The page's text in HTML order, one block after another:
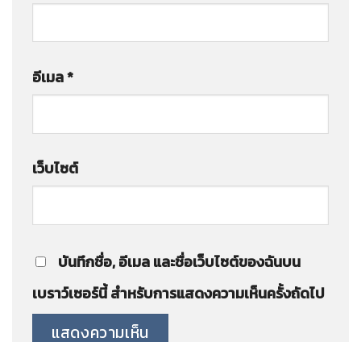
อีเมล*
เว็บไซต์
บันทึกชื่อ, อีเมล และชื่อเว็บไซต์ของฉันบน
เบราว์เซอร์นี้ สำหรับการแสดงความเห็นครั้งถัดไป